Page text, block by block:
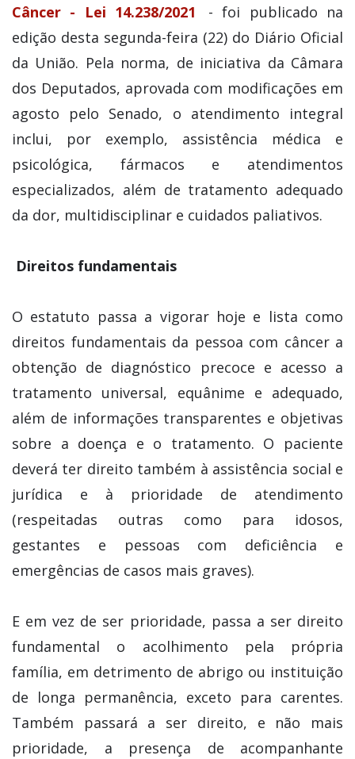
Câncer - Lei 14.238/2021
- foi publicado na
edição desta segunda-feira (22) do Diário Oficial
da União. Pela norma, de iniciativa da Câmara
dos Deputados, aprovada com modificações em
agosto pelo Senado, o atendimento integral
inclui, por exemplo, assistência médica e
psicológica, fármacos e atendimentos
especializados, além de tratamento adequado
da dor, multidisciplinar e cuidados paliativos.
Direitos fundamentais
O estatuto passa a vigorar hoje e lista como
direitos fundamentais da pessoa com câncer a
obtenção de diagnóstico precoce e acesso a
tratamento universal, equânime e adequado,
além de informações transparentes e objetivas
sobre a doença e o tratamento. O paciente
deverá ter direito também à assistência social e
jurídica e à prioridade de atendimento
(respeitadas outras como para idosos,
gestantes e pessoas com deficiência e
emergências de casos mais graves).
E em vez de ser prioridade, passa a ser direito
fundamental o acolhimento pela própria
família, em detrimento de abrigo ou instituição
de longa permanência, exceto para carentes.
Também passará a ser direito, e não mais
prioridade, a presença de acompanhante